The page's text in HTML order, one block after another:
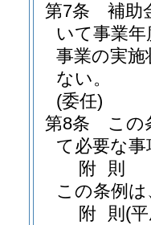
第7条
補助
いて事業
事業の実
ない。
(委任)
第8条
この
て必要な
附 則
この条例
附 則 (